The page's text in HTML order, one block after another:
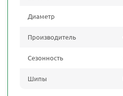
Диаметр
Производитель
Сезонность
Шипы